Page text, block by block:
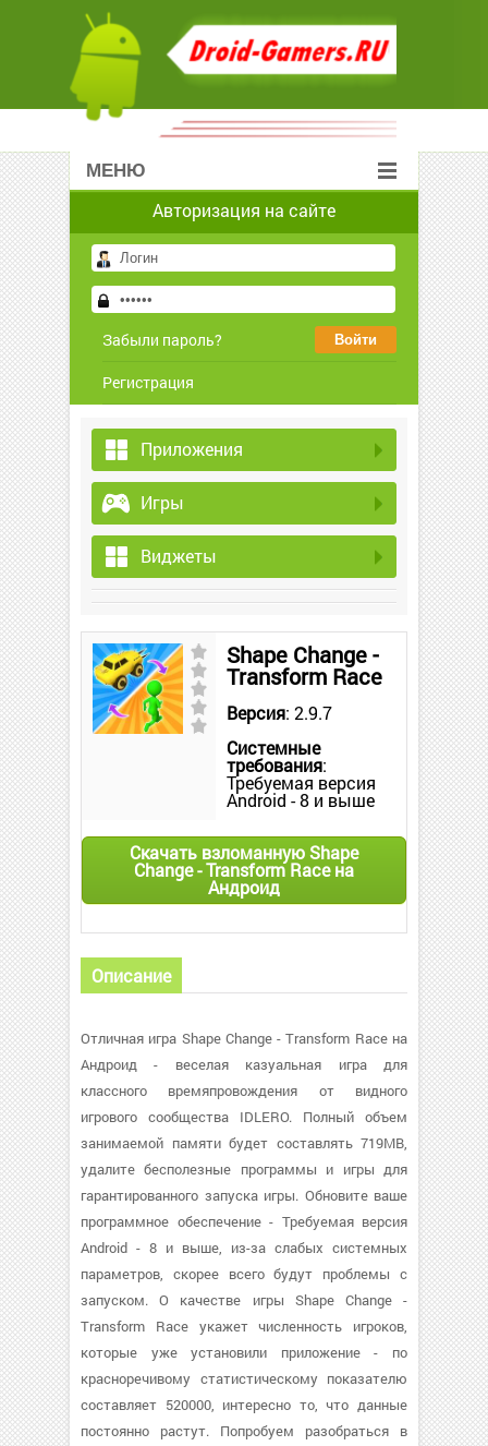
МЕНЮ
Авторизация на сайте
Забыли пароль?
Регистрация
Приложения
Игры
Виджеты
Shape Change -
Transform Race
Версия: 2.9.7
Системные
требования:
Требуемая версия
Android - 8 и выше
Скачать взломанную Shape
Change - Transform Race на
Андроид
Описание
Отличная игра Shape Change - Transform Race на
Андроид - веселая казуальная игра для
классного времяпровождения от видного
игрового сообщества IDLERO. Полный объем
занимаемой памяти будет составлять 719MB,
удалите бесполезные программы и игры для
гарантированного запуска игры. Обновите ваше
программное обеспечение - Требуемая версия
Android - 8 и выше, из-за слабых системных
параметров, скорее всего будут проблемы с
запуском. О качестве игры Shape Change -
Transform Race укажет численность игроков,
которые уже установили приложение - по
красноречивому статистическому показателю
составляет 520000, интересно то, что данные
постоянно растут. Попробуем разобраться в